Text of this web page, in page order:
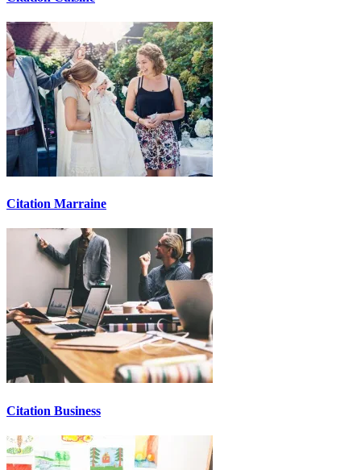
Citation Marraine
Citation Business